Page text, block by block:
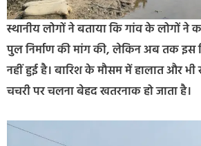
स्थानीय लोगों ने बताया कि गांव के लोगों ने
पुल निर्माण की मांग की, लेकिन अब तक इस
नहीं हुई है। बारिश के मौसम में हालात और
चचरी पर चलना बेहद खतरनाक हो जाता है।